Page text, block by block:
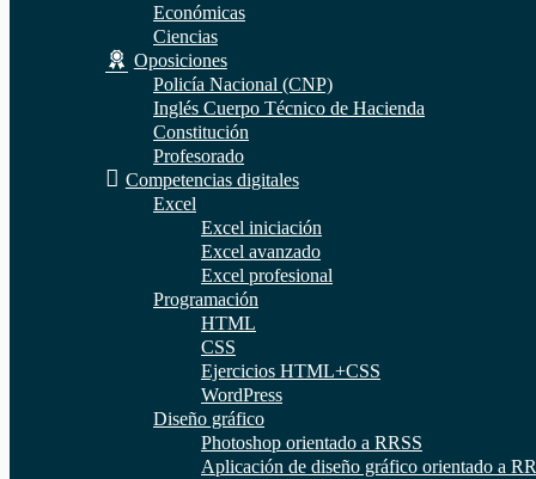
Económicas
Ciencias
Oposiciones
Policía Nacional (CNP)
Inglés Cuerpo Técnico de Hacienda
Constitución
Profesorado
Competencias digitales
Excel
Excel iniciación
Excel avanzado
Excel profesional
Programación
HTML
CSS
Ejercicios HTML+CSS
WordPress
Diseño gráfico
Photoshop orientado a RRSS
Aplicación de diseño gráfico orientado a